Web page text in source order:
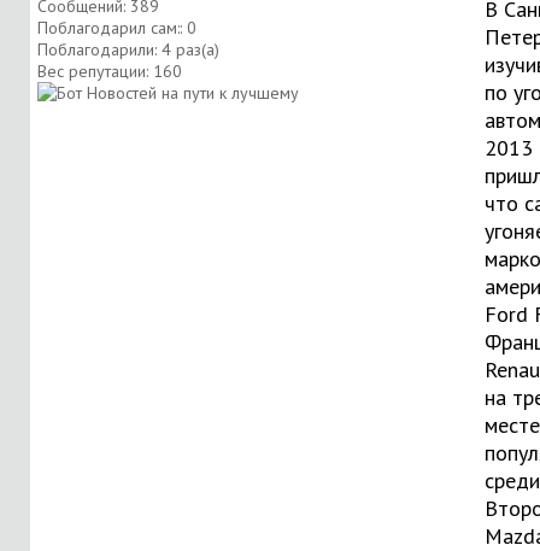
Сообщений: 389
Поблагодарил сам:: 0
Поблагодарили: 4 раз(а)
Вес репутации: 160
В
по
2013
что
Ford
на